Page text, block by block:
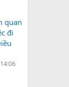
quan
đi